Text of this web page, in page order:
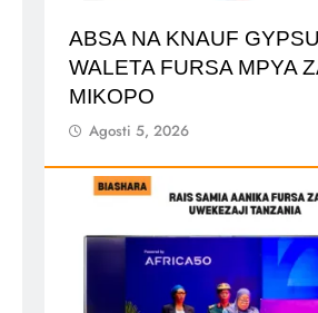
ABSA NA KNAUF
WALETA FURSA MPYA
MIKOPO
Agosti 5, 2026